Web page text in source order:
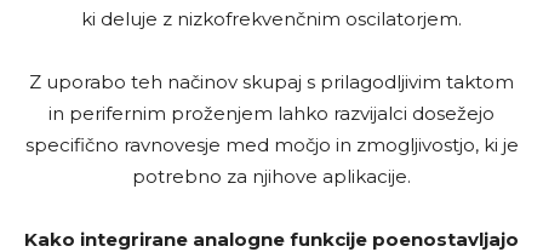
ki deluje z nizkofrekvenčnim oscilatorjem.
Z uporabo teh načinov skupaj s prilagodljivim taktom
in perifernim proženjem lahko razvijalci dosežejo
specifično ravnovesje med močjo in zmogljivostjo, ki je
potrebno za njihove aplikacije.
Kako integrirane analogne funkcije poenostavljajo